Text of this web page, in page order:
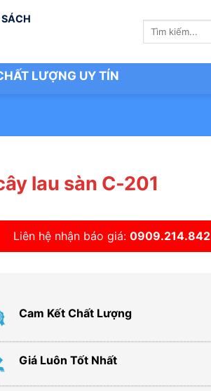
Tìm
LƯỢNG UY TÍN
lau sàn C-201
Liên hệ nhận báo giá: 0909.214.842
Cam Kết Chất Lượng
Giá Luôn Tốt Nhất